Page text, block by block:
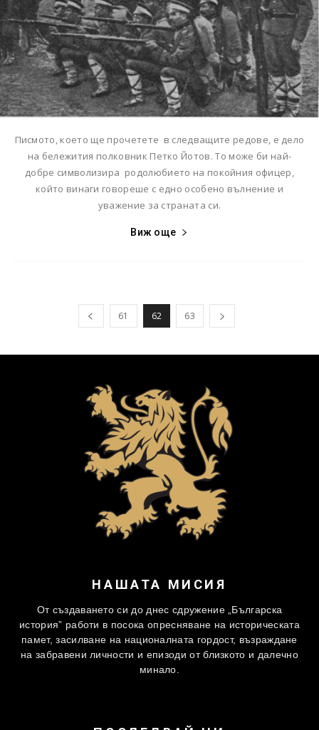
Писмото, което ще прочетете в следващите редове, е дело
на бележития полковник Петко Йотов. То може би най-
добре символизира родолюбието на покойния офицер,
който винаги говореше с едно особено вълнение и
уважение за страната си.
Виж още
61 62 63
НАШАТА МИСИЯ
От създаването си до днес сдружение „Българска
история” работи в посока опресняване на историческата
памет, засилване на националната гордост, възраждане
на забравени личности и епизоди от близкото и далечно
минало.